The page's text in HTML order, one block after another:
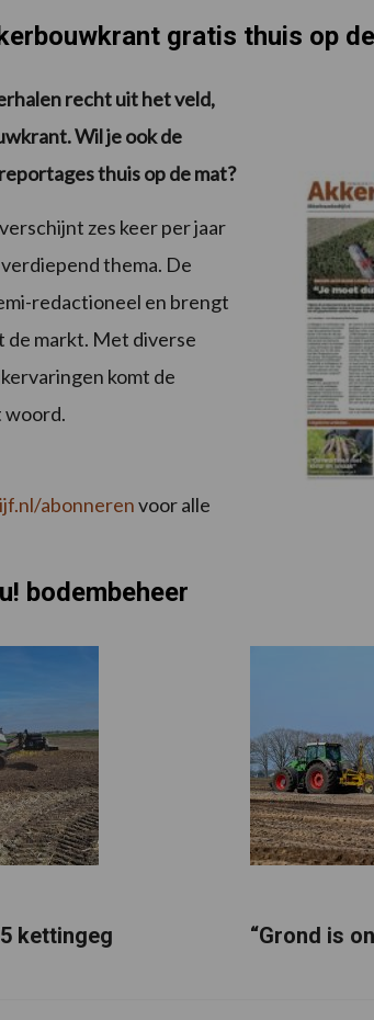
gratis thuis op
recht uit het veld,
Wil je ook de
thuis op de mat?
zes keer per jaar
thema. De
redactioneel en brengt
de markt. Met diverse
komt de
woord.
abonnerenvoor alle
bodembeheer
kettingeg “Grond is